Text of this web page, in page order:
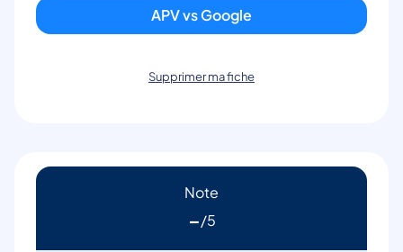
APV vs Google
Supprimer ma fiche
Note
-